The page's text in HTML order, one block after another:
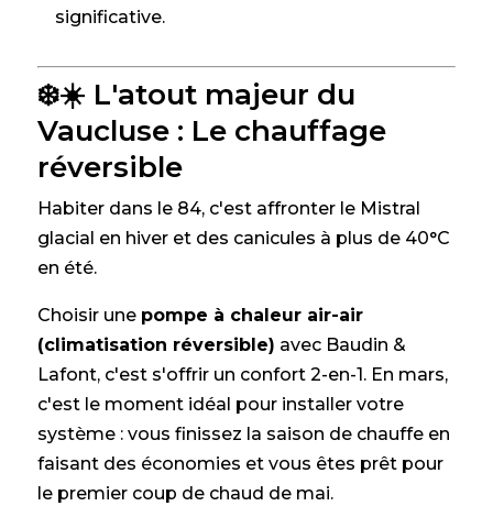
significative.
❄️☀️ L'atout majeur du
Vaucluse : Le chauffage
réversible
Habiter dans le 84, c'est affronter le Mistral
glacial en hiver et des canicules à plus de 40°C
en été.
Choisir une pompe à chaleur air-air
(climatisation réversible) avec Baudin &
Lafont, c'est s'offrir un confort 2-en-1. En mars,
c'est le moment idéal pour installer votre
système : vous finissez la saison de chauffe en
faisant des économies et vous êtes prêt pour
le premier coup de chaud de mai.